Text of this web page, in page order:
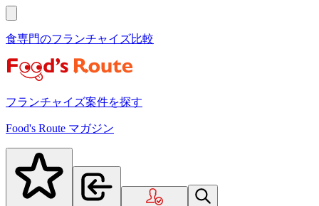
食専門のフランチャイズ比較
フランチャイズ案件を探す
Food's Route マガジン